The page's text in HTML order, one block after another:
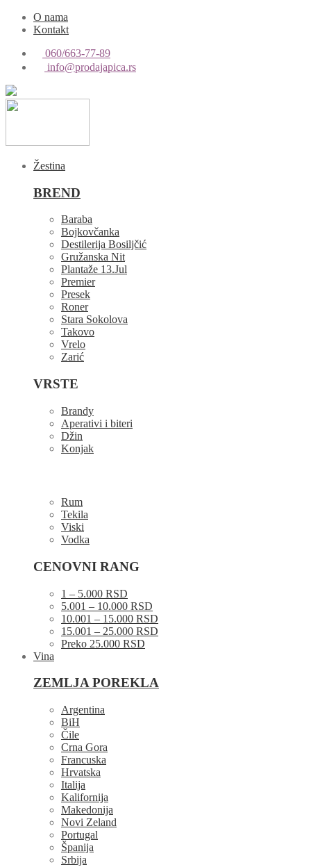
O nama
Kontakt
060/663-77-89
info@prodajapica.rs
Žestina
BREND
Baraba
Bojkovčanka
Destilerija Bosiljčić
Gružanska Nit
Plantaže 13.Jul
Premier
Presek
Roner
Stara Sokolova
Takovo
Vrelo
Zarić
VRSTE
Brandy
Aperativi i biteri
Džin
Konjak
Rum
Tekila
Viski
Vodka
CENOVNI RANG
1 – 5.000 RSD
5.001 – 10.000 RSD
10.001 – 15.000 RSD
15.001 – 25.000 RSD
Preko 25.000 RSD
Vina
ZEMLJA POREKLA
Argentina
BiH
Čile
Crna Gora
Francuska
Hrvatska
Italija
Kalifornija
Makedonija
Novi Zeland
Portugal
Španija
Srbija